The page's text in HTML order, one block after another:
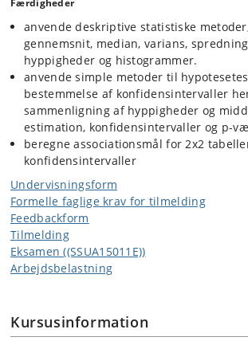
anvende deskriptive statistiske
gennemsnit, median, varians,
hyppigheder og histogrammer.
anvende simple metoder til
bestemmelse af konfidensintervaller
sammenligning af hyppigheder og
estimation, konfidensintervaller og p-
beregne associationsmål for 2x2
konfidensintervaller
Undervisningsform
Formelle faglige krav for tilmelding
Feedbackform
Tilmelding
Eksamen ((SSUA15011E))
Arbejdsbelastning
Kursusinformation